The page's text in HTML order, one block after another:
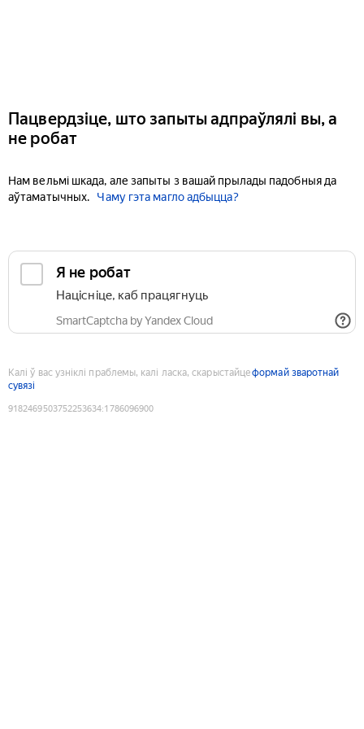
Пацвердзіце, што запыты адпраўлялі вы, а
не робат
Нам вельмі шкада, але запыты з вашай прылады падобныя да
аўтаматычных.
Чаму гэта магло адбыцца?
Я не робат
Націсніце, каб працягнуць
SmartCaptcha by Yandex Cloud
Калі ў вас узніклі праблемы, калі ласка, скарыстайцеформай зваротнай
сувязі
9182469503752253634:1786096900